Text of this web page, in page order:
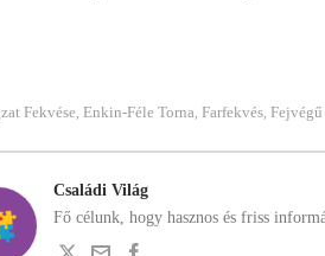
Fekvése, Enkin-Féle Torna, Farfekvés, Fejvégű
Családi Világ
Fő célunk, hogy hasznos és friss